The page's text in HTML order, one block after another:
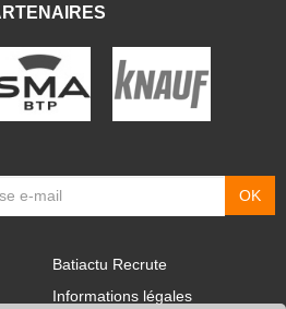
Batiactu Recrute
Informations légales